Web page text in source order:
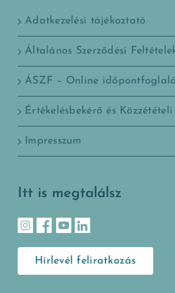
Adatkezelési tájékoztató
Általános Szerződési
ÁSZF – Online
Értékelésbekérő és
Impresszum
Itt is megtalálsz
Hírlevél feliratkozás